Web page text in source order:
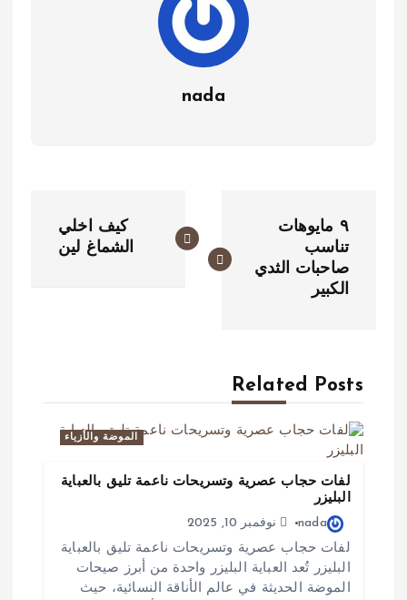
nada
٩ مايوهات
تناسب
صاحبات الثدي
الكبير
كيف اخلي
الشماغ لين
Related Posts
الموضة والأزياء
لفات حجاب عصرية وتسريحات ناعمة تليق بالعباية
البليزر
nada
نوفمبر 10, 2025
لفات حجاب عصرية وتسريحات ناعمة تليق بالعباية
البليزر تُعد العباية البليزر واحدة من أبرز صيحات
الموضة الحديثة في عالم الأناقة النسائية، حيث